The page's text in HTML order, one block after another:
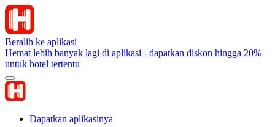
Beralih ke aplikasi
Hemat lebih banyak lagi di aplikasi - dapatkan diskon hingga 20%
untuk hotel tertentu
Dapatkan aplikasinya